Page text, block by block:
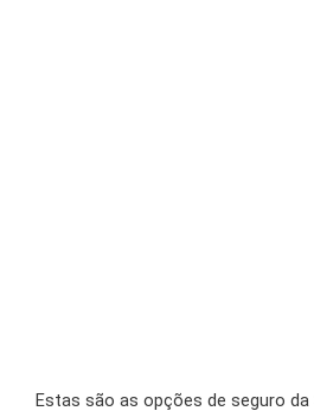
Estas são as opções de seguro da